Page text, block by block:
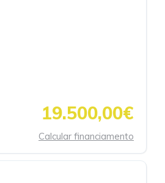
19.500,00€
Calcular financiamento